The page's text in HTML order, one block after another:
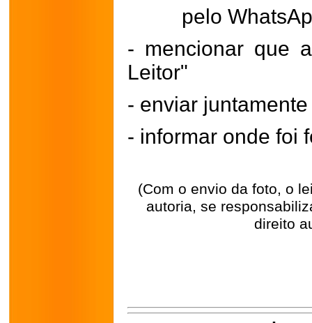
pelo
- mencionar que
Leitor"
- enviar
- informar onde foi
(Com o envio da foto, o
autoria, se
direito